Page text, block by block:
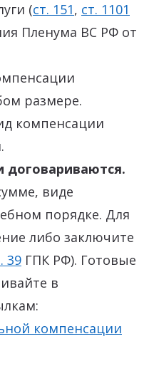
(ст. 151, ст. 1101
Пленума ВС РФ от
размере.
компенсации
договариваются.
виде
порядке. Для
либо заключите
39 ГПК РФ). Готовые
в
компенсации